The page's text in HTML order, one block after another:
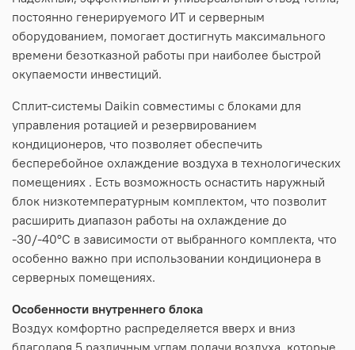
постоянно генерируемого ИТ и серверным
оборудованием, помогает достигнуть максимального
времени безотказной работы при наиболее быстрой
окупаемости инвестиций.
Сплит-системы Daikin совместимы с блоками для
управления ротацией и резервированием
кондиционеров, что позволяет обеспечить
бесперебойное охлаждение воздуха в технологических
помещениях . Есть возможность оснастить наружный
блок низкотемпературным комплектом, что позволит
расширить диапазон работы на охлаждение до
-30/-40°С в зависимости от выбранного комплекта, что
особенно важно при использовании кондиционера в
серверных помещениях.
Особенности внутреннего блока
Воздух комфортно распределяется вверх и вниз
благодаря 5 различным углам подачи воздуха, которые